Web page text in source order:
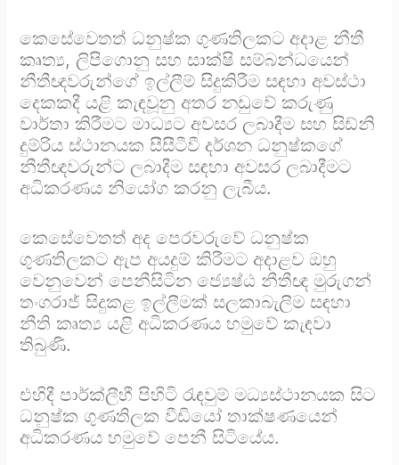
කෙසේවෙතත් ධනුෂ්ක ගුණතිලකට අදාළ නීතී
කෘත්‍ය, ලිපිගොනු සහ සාක්ෂි සම්බන්ධයෙන්
නීතීඥවරුන්ගේ ඉල්ලීම් සිදුකිරීම සඳහා අවස්ථා
දෙකකදී යළි කැඳවූනු අතර නඩුවේ කරුණු
වාර්තා කිරීමට මාධ්‍යට අවසර ලබාදීම සහ සිඩ්නි
දුම්රිය ස්ථානයක සීසීටීවී දර්ශන ධනුෂ්කගේ
නීතීඥවරුන්ට ලබාදීම සඳහා අවසර ලබාදීමට
අධිකරණය නියෝග කරනු ලැබීය.
කෙසේවෙතත් අද පෙරවරුවේ ධනුෂ්ක
ගුණතිලකට ඇප අයදුම් කිරීමට අදාළව ඔහු
වෙනුවෙන් පෙනීසිටින ජ්‍යෙෂ්ඨ නීතීඥ මුරුගන්
තංගරාජ් සිදුකළ ඉල්ලීමක් සලකාබැලීම සඳහා
නීති කෘත්‍ය යළි අධිකරණය හමුවේ කැඳවා
තිබුණි.
එහිදී පාර්ක්ලීහී පිහිටි රැඳවුම් මධ්‍යස්ථානයක සිට
ධනුෂ්ක ගුණතිලක වීඩියෝ තාක්ෂණයෙන්
අධිකරණය හමුවේ පෙනී සිටියේය.